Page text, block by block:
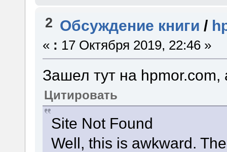
2 Обсуждение книги /
« : 17 Октября 2019, 22:46 »
Зашел тут на hpmor.com,
Цитировать
Site Not Found
Well, this is awkward.